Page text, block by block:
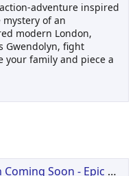
adventure inspired
of an
modern London,
Gwendolyn, fight
your family and piece a
Soon - Epic Games Store